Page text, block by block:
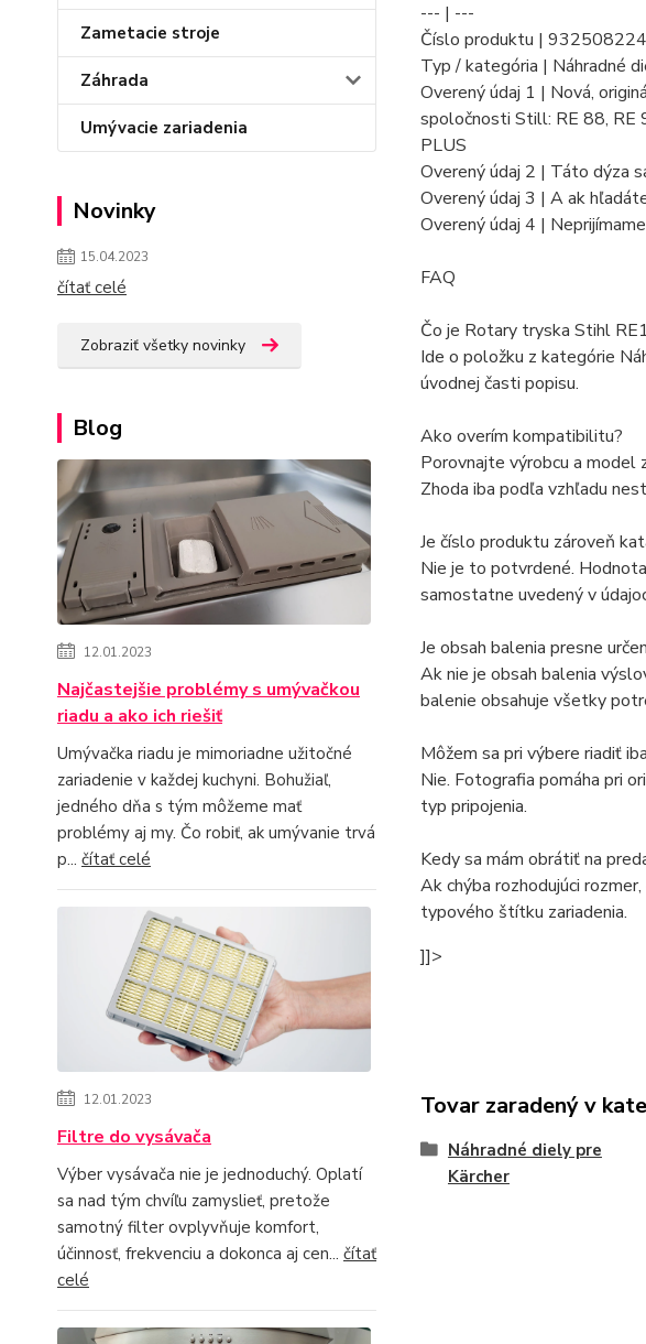
Zametacie stroje
Záhrada
Umývacie zariadenia
Novinky
15.04.2023
čítať celé
Zobraziť všetky novinky
Blog
12.01.2023
Najčastejšie problémy s umývačkou
riadu a ako ich riešiť
Umývačka riadu je mimoriadne užitočné
zariadenie v každej kuchyni. Bohužiaľ,
jedného dňa s tým môžeme mať
problémy aj my. Čo robiť, ak umývanie trvá
p... čítať celé
12.01.2023
Filtre do vysávača
Výber vysávača nie je jednoduchý. Oplatí
sa nad tým chvíľu zamyslieť, pretože
samotný filter ovplyvňuje komfort,
účinnosť, frekvenciu a dokonca aj cen... čítať
celé
--- | ---
Číslo produktu |
Typ / kategória | Náhradné
Overený údaj 1 | Nová,
spoločnosti Still: RE 88, RE
PLUS
Overený údaj 2 | Táto dýza
Overený údaj 3 | A ak
Overený údaj 4 |
FAQ
Čo je Rotary tryska Stihl
Ide o položku z kategórie
úvodnej časti popisu.
Ako overím kompatibilitu?
Porovnajte výrobcu a model
Zhoda iba podľa vzhľadu
Je číslo produktu zároveň
Nie je to potvrdené.
samostatne uvedený v
Je obsah balenia presne
Ak nie je obsah balenia
balenie obsahuje všetky
Môžem sa pri výbere riadiť
Nie. Fotografia pomáha pri
typ pripojenia.
Kedy sa mám obrátiť na
Ak chýba rozhodujúci
typového štítku zariadenia.
]]>
Tovar zaradený v
Náhradné diely pre
Kärcher